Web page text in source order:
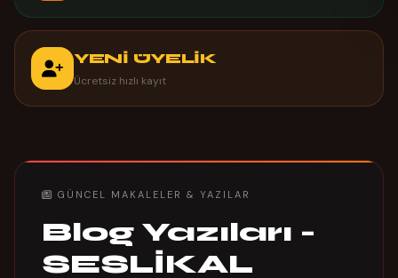
YENİ ÜYELİK
Ücretsiz hızlı kayıt
GÜNCEL MAKALELER & YAZILAR
Blog Yazıları -
SESLİKAL